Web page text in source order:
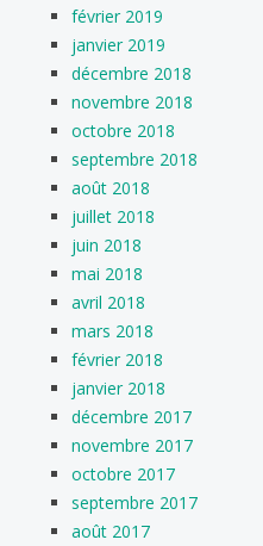
février 2019
janvier 2019
décembre 2018
novembre 2018
octobre 2018
septembre 2018
août 2018
juillet 2018
juin 2018
mai 2018
avril 2018
mars 2018
février 2018
janvier 2018
décembre 2017
novembre 2017
octobre 2017
septembre 2017
août 2017